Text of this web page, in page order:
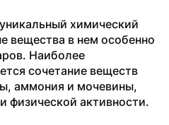
химический
вещества в нем особенно
Наиболее
сочетание веществ
аммония и мочевины,
физической активности.